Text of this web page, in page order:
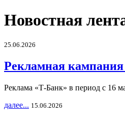
Новостная
25.06.2026
Рекламная
Реклама «Т-Банк» в период с 16
далее... 15.06.2026